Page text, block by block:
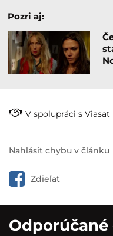
Pozri aj:
V spolupráci s Viasat
Nahlásiť chybu v článku
Zdieľať